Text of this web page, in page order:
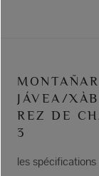
JÁVEA/
REZ DE
3
les